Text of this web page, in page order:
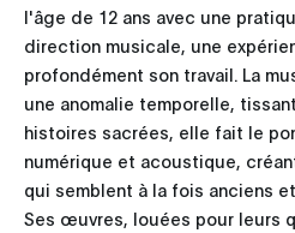
l'âge de 12 ans avec une
direction musicale, une
profondément son travail. La
une anomalie temporelle,
histoires sacrées, elle fait le
numérique et acoustique,
qui semblent à la fois anciens
Ses œuvres, louées pour leurs